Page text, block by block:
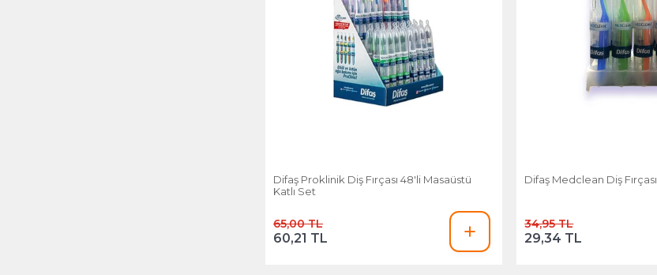
Difaş Proklinik Diş Fırçası 48'li Masaüstü
Katlı Set
65,00 TL
60,21 TL
Difaş Medclean Diş Fırçası
34,95 TL
29,34 TL